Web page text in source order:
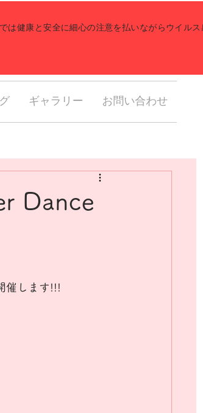
は健康と安全に細心の注意を払いながらウイル
ギャラリー お問い合わせ
Dance
催します!!!